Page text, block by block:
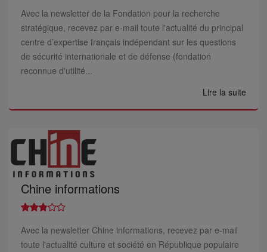
Avec la newsletter de la Fondation pour la recherche
stratégique, recevez par e-mail toute l'actualité du principal
centre d’expertise français indépendant sur les questions
de sécurité internationale et de défense (fondation
reconnue d'utilité...
Lire la suite
Chine informations
Avec la newsletter Chine informations, recevez par e-mail
toute l'actualité culture et société en République populaire